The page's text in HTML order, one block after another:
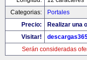
Categorias:
Portales
Precio:
Realizar una
Visitar!
Serán consideradas